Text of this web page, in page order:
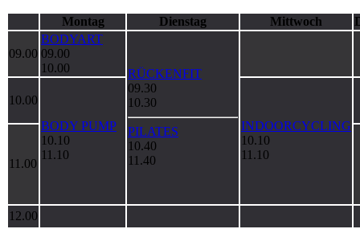
Montag Dienstag Mittwoch
09.00
BODYART
09.00
10.00
RÜCKENFIT
09.30
10.30
PILATES
10.40
11.40
10.00
BODY PUMP
10.10
11.10
INDOORCYCLING
10.10
11.10
11.00
12.00